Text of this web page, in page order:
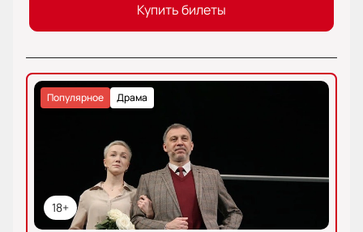
Купить билеты
18+
Драма
Популярное